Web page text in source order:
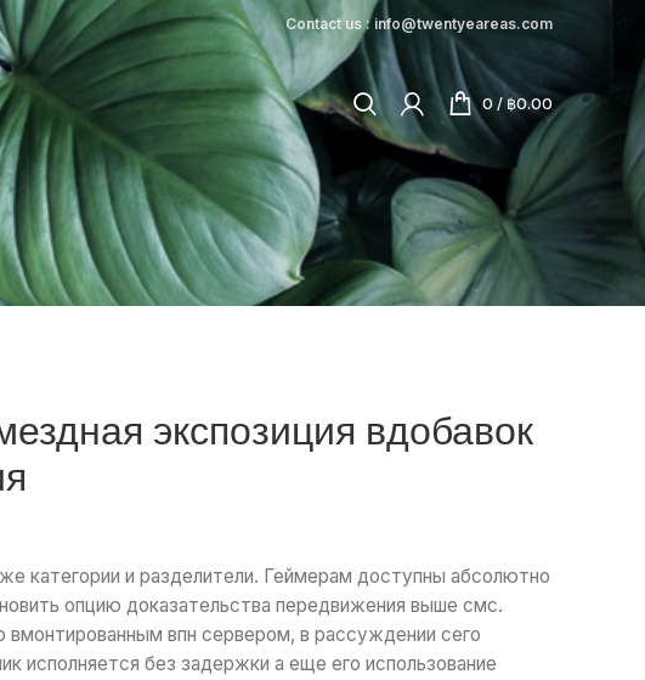
Contact us : info@twentyeareas.com
0 /฿0.00
экспозиция вдобавок
категории и разделители. Геймерам доступны абсолютно
опцию доказательства передвижения выше смс.
впн сервером, в рассуждении сего
исполняется без задержки а еще его использование